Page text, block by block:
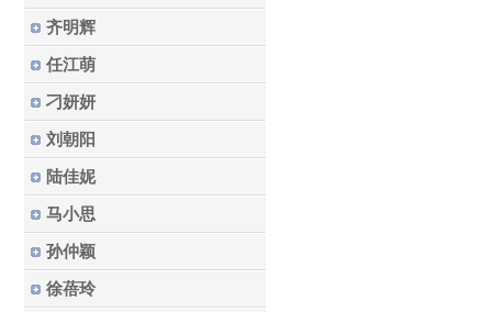
齐明辉
任江萌
刁妍妍
刘朝阳
陆佳妮
马小思
孙仲颖
徐蓓玲